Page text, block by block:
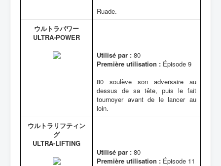
Ruade.
ウルトラパワー
ULTRA-POWER
Utilisé par : 80
Première utilisation : Épisode 9
80 soulève son adversaire au
dessus de sa tête, puis le fait
tournoyer avant de le lancer au
loin.
ウルトラリフティン
グ
ULTRA-LIFTING
Utilisé par : 80
Première utilisation : Épisode 11